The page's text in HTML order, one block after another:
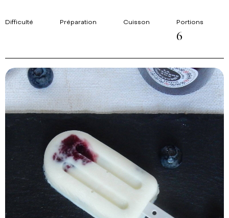
Difficulté Préparation Cuisson Portions
6
Imprimer la recette